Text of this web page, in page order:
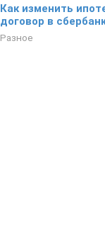
Как изменить
договор в
Разное